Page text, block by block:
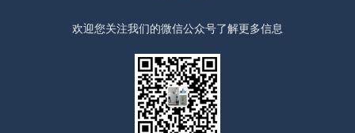
欢迎您关注我们的微信公众号了解更多信息